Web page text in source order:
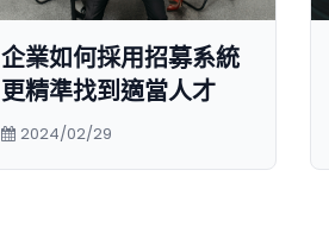
企業如何採用招募系統
更精準找到適當人才
2024/02/29